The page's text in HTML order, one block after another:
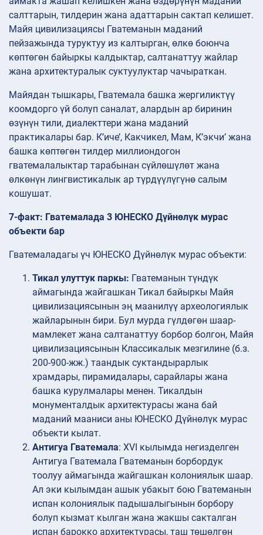
салттарын, тилдерин жана адаттарын сактап келишет.
Майя цивилизациясы Гватеманын маданий
пейзажында туруктуу из калтырган, өлкө боюнча
көптөгөн байыркы калдыктар, салтанаттуу жайлар
жана архитектуралык суктуулуктар чачыраткан.
Майядан тышкары, Гватемала башка жергиликтүү
коомдорго үй болуп саналат, алардын ар биринин
өзүнүн тили, диалекттери жана маданий
практикалары бар. К’иче’, Какчикел, Мам, К’экчи’ жана
башка көптөгөн тилдер миллиондогон
гватемалалыктар тарабынан сүйлөшүлөт жана
өлкөнүн лингвистикалык ар түрдүүлүгүнө салым
кошушат.
7-факт: Гватемалада 3 ЮНЕСКО Дүйнөлүк мурас
объекти бар
Гватемаладагы үч ЮНЕСКО Дүйнөлүк мурас объекти:
Тикал улуттук паркы: Гватеманын түндүк
аймагында жайгашкан Тикал байыркы Майя
цивилизациясынын эң маанилүү археологиялык
жайларынын бири. Бул мурда гүлдөгөн шаар-
мамлекет жана салтанаттуу борбор болгон, Майя
цивилизациясынын Классикалык мезгилине (б.з.
200-900-жж.) таандык суктандырарлык
храмдары, пирамидалары, сарайлары жана
башка курулмалары менен. Тикалдын
монументалдык архитектурасы жана бай
маданий мааниси аны ЮНЕСКО Дүйнөлүк мурас
объекти кылат.
Антигуа Гватемала: XVI кылымда негизделген
Антигуа Гватемала Гватеманын борбордук
тоолуу аймагында жайгашкан колониялык шаар.
Ал эки кылымдан ашык убакыт бою Гватеманын
испан колониялык падышалыгынын борбору
болуп кызмат кылган жана жакшы сакталган
испан барокко архитектурасы, таш төшөлгөн